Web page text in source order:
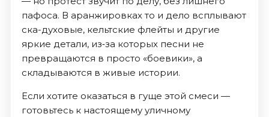
пафоса. В аранжировках то и дело всплывают
ска-духовые, кельтские флейты и другие
яркие детали, из‑за которых песни не
превращаются в просто «боевики», а
складываются в живые истории.
Если хотите оказаться в гуще этой смеси —
готовьтесь к настоящему уличному